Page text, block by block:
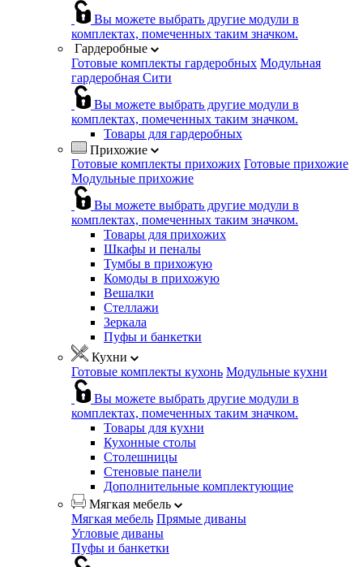
Вы можете выбрать другие модули в
комплектах, помеченных таким значком.
Гардеробные
Готовые комплекты гардеробных Модульная
гардеробная Сити
Вы можете выбрать другие модули в
комплектах, помеченных таким значком.
Товары для гардеробных
Прихожие
Готовые комплекты прихожих Готовые прихожие
Модульные прихожие
Вы можете выбрать другие модули в
комплектах, помеченных таким значком.
Товары для прихожих
Шкафы и пеналы
Тумбы в прихожую
Комоды в прихожую
Вешалки
Стеллажи
Зеркала
Пуфы и банкетки
Кухни
Готовые комплекты кухонь Модульные кухни
Вы можете выбрать другие модули в
комплектах, помеченных таким значком.
Товары для кухни
Кухонные столы
Столешницы
Стеновые панели
Дополнительные комплектующие
Мягкая мебель
Мягкая мебель Прямые диваны
Угловые диваны
Пуфы и банкетки